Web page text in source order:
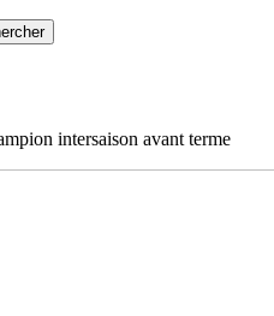
intersaison avant terme